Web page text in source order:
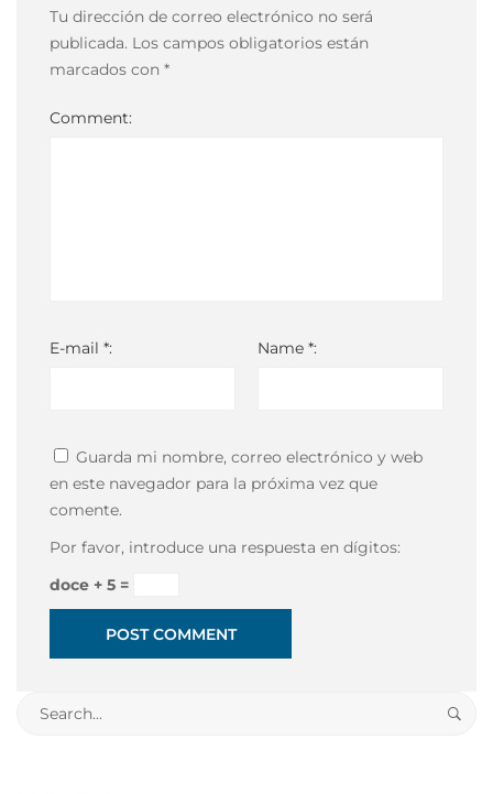
03:00
Tu dirección de correo electrónico no será
publicada. Los campos obligatorios están
marcados con *
Comment:
E-mail *: Name *:
Guarda mi nombre, correo electrónico y web
en este navegador para la próxima vez que
comente.
Por favor, introduce una respuesta en dígitos:
doce + 5 =
Search